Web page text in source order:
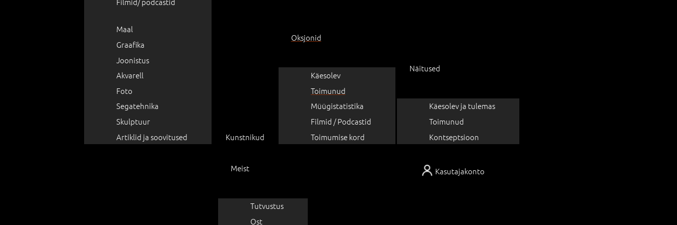
Kasutajakonto
Maal
Graafika
Joonistus
Akvarell
Foto
Segatehnika
Skulptuur
Artiklid ja soovitused
Kunstnikud
Oksjonid
Käesolev
Toimunud
Müügistatistika
Filmid / Podcastid
Toimumise kord
Näitused
Käesolev ja tulemas
Toimunud
Kontseptsioon
Meist
Tutvustus
Ost